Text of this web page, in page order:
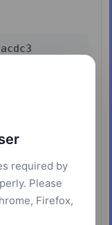
required by
Please
Firefox,